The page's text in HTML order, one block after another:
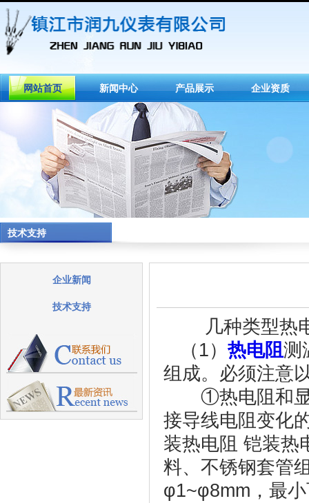
网站首页 新闻中心 产品展示 企业资质
技术支持
企业新闻
技术支持
几种类型热
（1） 热电阻测
组成。必须注意
①热电阻和显
接导线电阻变
装热电阻 铠装热
料、不锈钢套管
φ1~φ8mm，最